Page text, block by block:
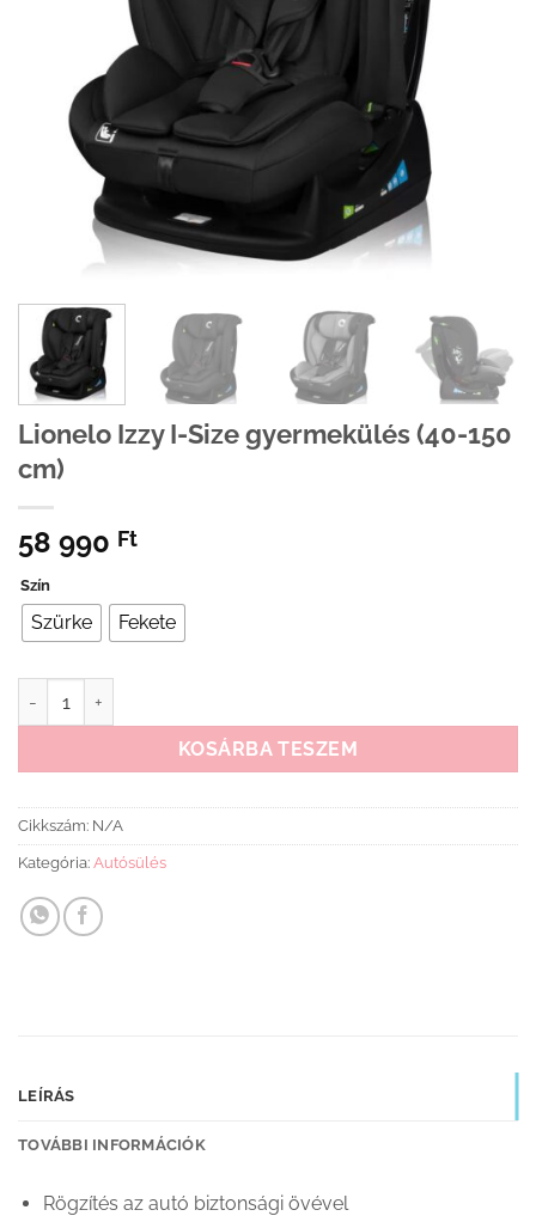
Lionelo Izzy I-Size gyermekülés (40-150
cm)
58 990 Ft
Szín
Szürke Fekete
KOSÁRBA TESZEM
Cikkszám: N/A
Kategória: Autósülés
LEÍRÁS
TOVÁBBI INFORMÁCIÓK
Rögzítés az autó biztonsági övével